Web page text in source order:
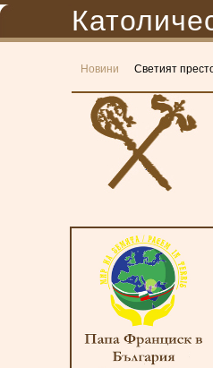
Новини Светият